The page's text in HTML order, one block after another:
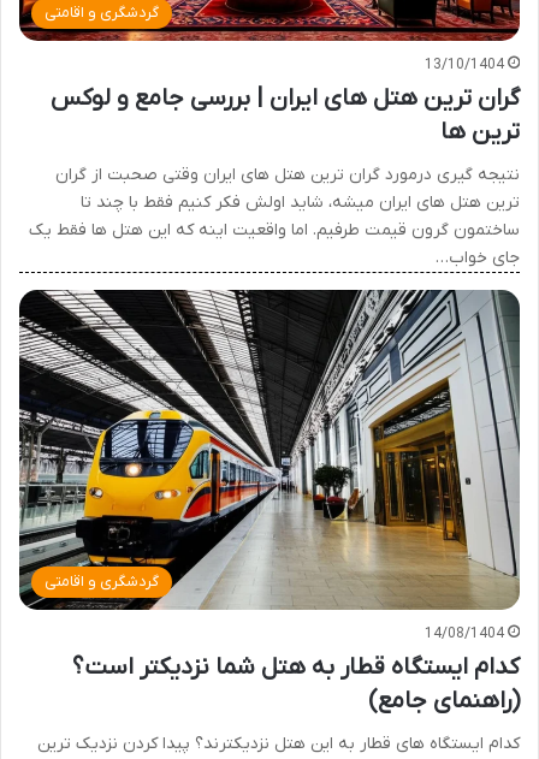
گردشگری و اقامتی
13/10/1404
گران ترین هتل های ایران | بررسی جامع و لوکس
ترین ها
نتیجه گیری درمورد گران ترین هتل های ایران وقتی صحبت از گران
ترین هتل های ایران میشه، شاید اولش فکر کنیم فقط با چند تا
ساختمون گرون قیمت طرفیم. اما واقعیت اینه که این هتل ها فقط یک
جای خواب…
گردشگری و اقامتی
14/08/1404
کدام ایستگاه قطار به هتل شما نزدیکتر است؟
(راهنمای جامع)
کدام ایستگاه های قطار به این هتل نزدیکترند؟ پیدا کردن نزدیک ترین